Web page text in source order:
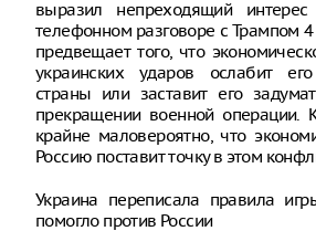
выразил непреходящий
телефонном разговоре с Трампом
предвещает того, что
украинских ударов ослабит
страны или заставит его
прекращении военной операции.
крайне маловероятно, что
Россию поставит точку в этом
Украина переписала правила
помогло против России